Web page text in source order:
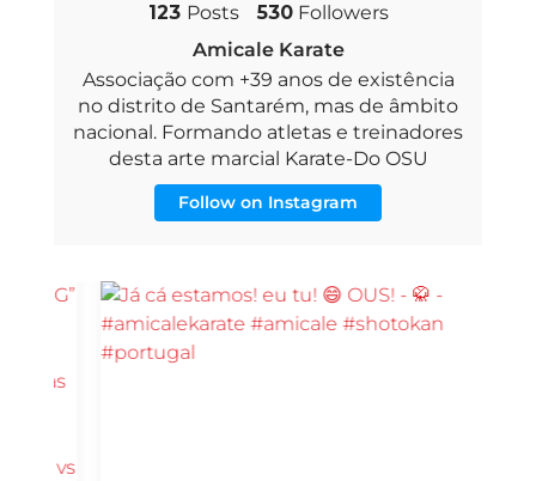
123 Posts 530Followers
Amicale Karate
Associação com +39 anos de existência
no distrito de Santarém, mas de âmbito
nacional. Formando atletas e treinadores
desta arte marcial Karate-Do OSU
Follow on Instagram